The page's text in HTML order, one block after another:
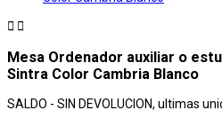
 
Mesa Ordenador auxiliar o
Sintra Color Cambria Blanco
SALDO - SIN DEVOLUCION, ultimas